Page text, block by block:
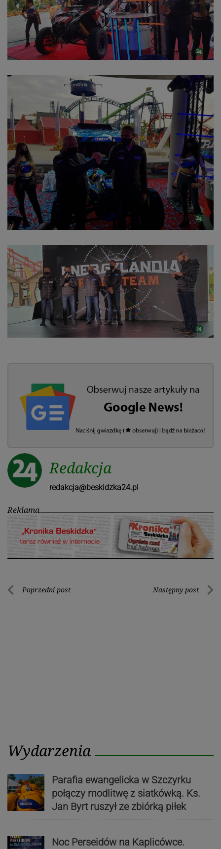
Redakcja
redakcja@beskidzka24.pl
Reklama
Nawigacja
Poprzedni post Następny post
Wydarzenia
Parafia ewangelicka w Szczyrku
połączy modlitwę z siatkówką. Ks.
Jan Byrt ruszył ze zbiórką piłek
Noc Perseidów na Kaplicówce.